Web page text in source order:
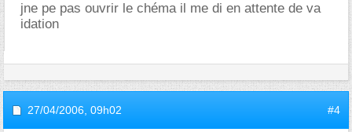
jne pe pas ouvrir le chéma il me di en attente de va
idation
27/04/2006, 09h02 #4